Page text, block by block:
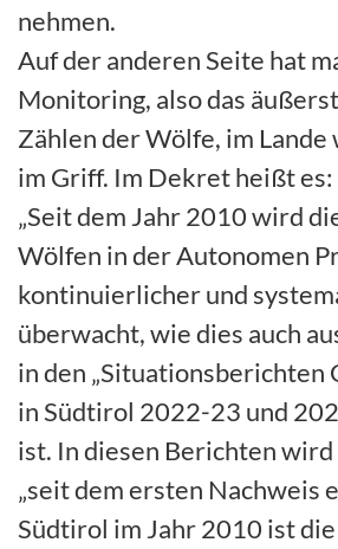
nehmen.
Auf der anderen Seite hat
Monitoring, also das
Zählen der Wölfe, im Lande
im Griff. Im Dekret heißt es:
„Seit dem Jahr 2010 wird
Wölfen in der Autonomen
kontinuierlicher und
überwacht, wie dies auch
in den
in Südtirol 2022-23 und
ist. In diesen Berichten
„seit dem ersten Nachweis
Südtirol im Jahr 2010 ist